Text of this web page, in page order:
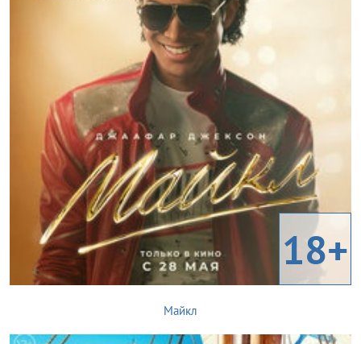
18+
Майкл